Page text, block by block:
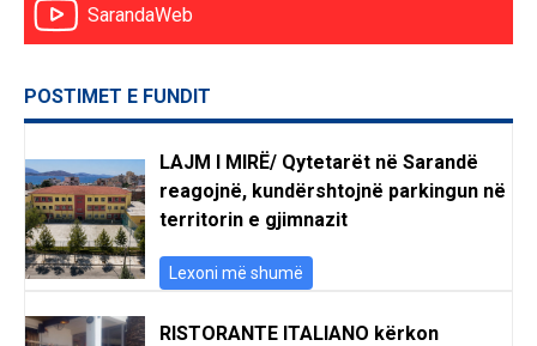
SarandaWeb
POSTIMET E FUNDIT
LAJM I MIRË/ Qytetarët në Sarandë
reagojnë, kundërshtojnë parkingun në
territorin e gjimnazit
Lexoni më shumë
RISTORANTE ITALIANO kërkon